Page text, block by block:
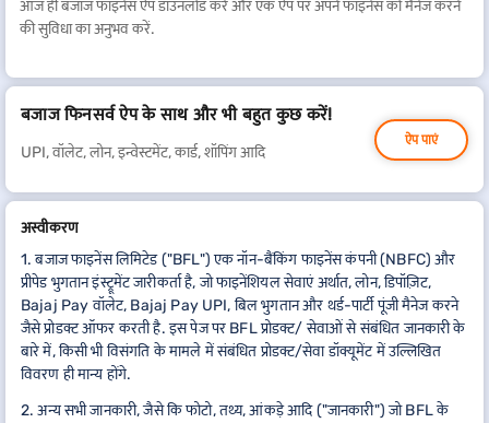
आज ही बजाज फाइनेंस ऐप डाउनलोड करें और एक ऐप पर अपने फाइनेंस को मैनेज करने
की सुविधा का अनुभव करें.
बजाज फिनसर्व ऐप के साथ और भी बहुत कुछ करें!
UPI, वॉलेट, लोन, इन्वेस्टमेंट, कार्ड, शॉपिंग आदि
ऐप पाएं
अस्वीकरण
1. बजाज फाइनेंस लिमिटेड ("BFL") एक नॉन-बैंकिंग फाइनेंस कंपनी (NBFC) और
प्रीपेड भुगतान इंस्ट्रूमेंट जारीकर्ता है, जो फाइनेंशियल सेवाएं अर्थात, लोन, डिपॉज़िट,
Bajaj Pay वॉलेट, Bajaj Pay UPI, बिल भुगतान और थर्ड-पार्टी पूंजी मैनेज करने
जैसे प्रोडक्ट ऑफर करती है. इस पेज पर BFL प्रोडक्ट/ सेवाओं से संबंधित जानकारी के
बारे में, किसी भी विसंगति के मामले में संबंधित प्रोडक्ट/सेवा डॉक्यूमेंट में उल्लिखित
विवरण ही मान्य होंगे.
2. अन्य सभी जानकारी, जैसे कि फोटो, तथ्य, आंकड़े आदि ("जानकारी") जो BFL के